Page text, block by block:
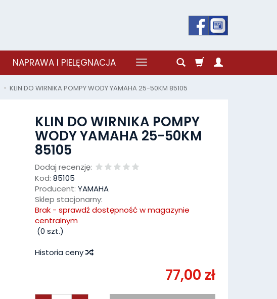
NAPRAWA I PIELĘGNACJA
KLIN DO WIRNIKA POMPY WODY YAMAHA 25-50KM 85105
KLIN DO WIRNIKA POMPY
WODY YAMAHA 25-50KM
85105
Dodaj recenzję:
Kod: 85105
Producent: YAMAHA
Sklep stacjonarny:
Brak - sprawdź dostępność w magazynie
centralnym
(0 szt.)
Historia ceny
77,00 zł